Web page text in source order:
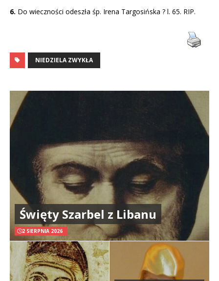
6. Do wieczności odeszła śp. Irena Targosińska ? l. 65. RIP.
NIEDZIELA ZWYKŁA
Święty Szarbel z Libanu
2 SIERPNIA 2026